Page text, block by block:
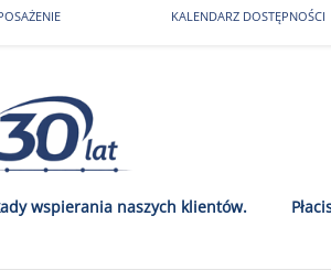
KALENDARZ DOSTĘPNOŚCI
wspierania naszych klientów.